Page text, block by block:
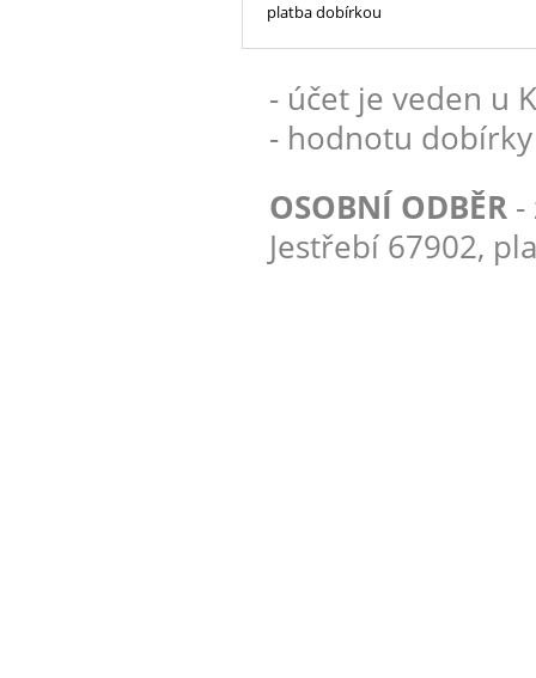
platba dobírkou
- účet je veden u
- hodnotu
OSOBNÍ ODBĚR -
Jestřebí 67902,